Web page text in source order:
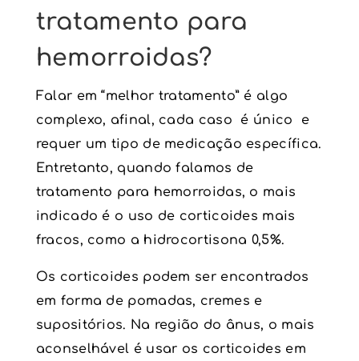
tratamento para
hemorroidas?
Falar em “melhor tratamento” é algo
complexo, afinal, cada caso é único e
requer um tipo de medicação específica.
Entretanto, quando falamos de
tratamento para hemorroidas, o mais
indicado é o uso de corticoides mais
fracos, como a hidrocortisona 0,5%.
Os corticoides podem ser encontrados
em forma de pomadas, cremes e
supositórios. Na região do ânus, o mais
aconselhável é usar os corticoides em